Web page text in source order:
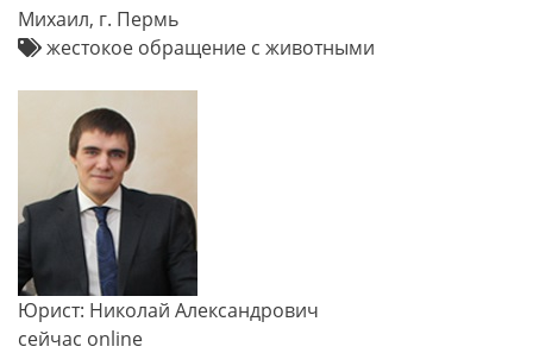
Михаил, г. Пермь
жестокое обращение с животными
Юрист: Николай Александрович
сейчас online